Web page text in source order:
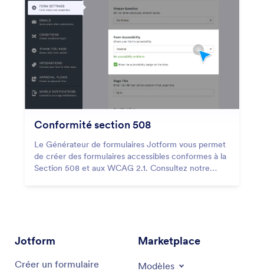
Conformité section 508
Le Générateur de formulaires Jotform vous permet
de créer des formulaires accessibles conformes à la
Section 508 et aux WCAG 2.1. Consultez notre
Jotform
Créer un formulaire
Marketplace
Modèles